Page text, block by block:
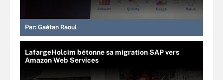
Par: Gaétan Raoul
LafargeHolcim bétonne sa migration SAP vers
Amazon Web Services